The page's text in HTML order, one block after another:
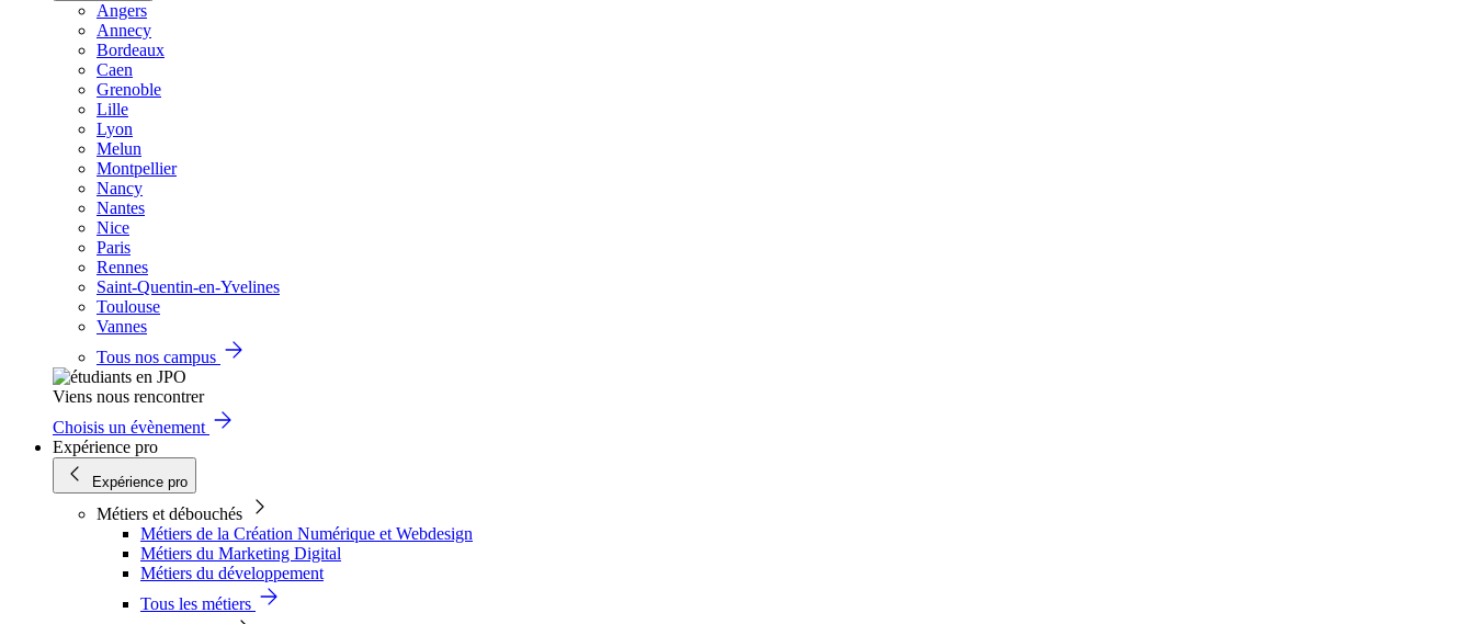
Angers
Annecy
Bordeaux
Caen
Grenoble
Lille
Lyon
Melun
Montpellier
Nancy
Nantes
Nice
Paris
Rennes
Saint-Quentin-en-Yvelines
Toulouse
Vannes
Tous nos campus
Viens nous rencontrer
Choisis un évènement
Expérience pro
Expérience pro
Métiers et débouchés
Métiers de la Création Numérique et Webdesign
Métiers du Marketing Digital
Métiers du développement
Tous les métiers